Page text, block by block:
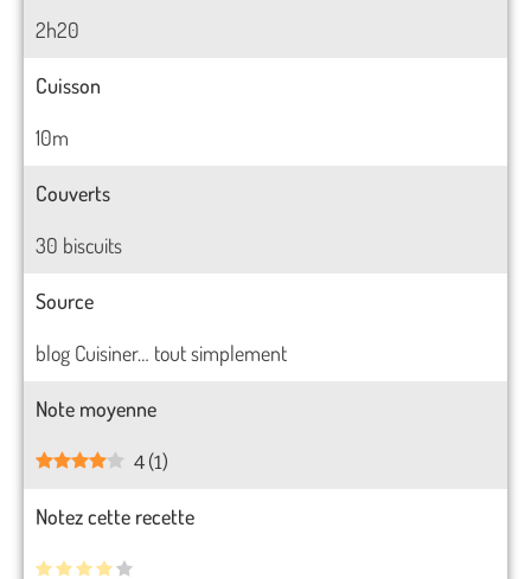
2h20
Cuisson
10m
Couverts
30 biscuits
Source
blog Cuisiner… tout simplement
Note moyenne
4 (1)
Notez cette recette